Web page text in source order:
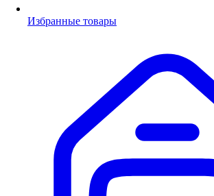
Избранные товары